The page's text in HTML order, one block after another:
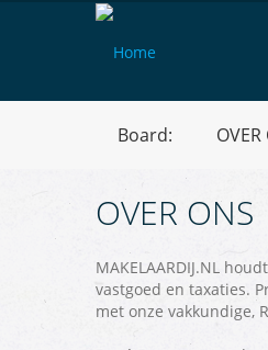
Board: OVER
OVER ONS
MAKELAARDIJ.NL
vastgoed en taxaties.
met onze vakkundige,